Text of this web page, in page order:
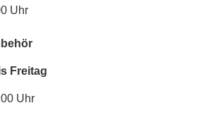
Uhr
Freitag
Uhr